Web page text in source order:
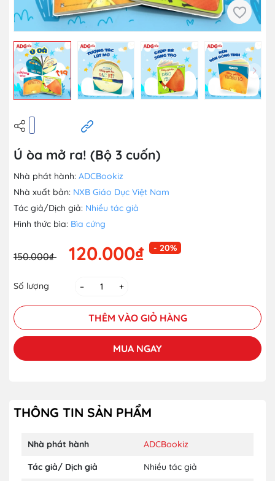
Ú òa mở ra! (Bộ 3 cuốn)
Nhà phát hành: ADCBookiz
Nhà xuất bản: NXB Giáo Dục Việt Nam
Tác giả/Dịch giả: Nhiều tác giả
Hình thức bìa: Bìa cứng
150.000₫ 120.000₫ - 20%
Số lượng – +
THÊM VÀO GIỎ HÀNG
MUA NGAY
THÔNG TIN SẢN PHẨM
Nhà phát hành ADCBookiz
Tác giả/ Dịch giả Nhiều tác giả